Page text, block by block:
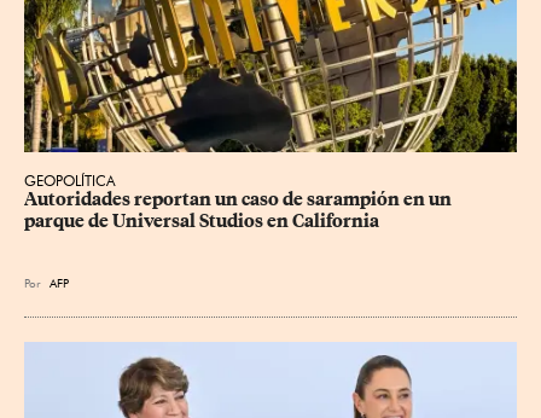
GEOPOLÍTICA
Autoridades reportan un caso de sarampión en un
parque de Universal Studios en California
Por AFP